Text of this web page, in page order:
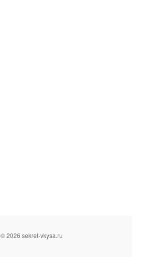
© 2026 sekret-vkysa.ru